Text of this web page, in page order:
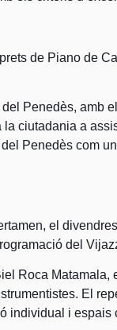
de Piano de
Penedès, amb
ciutadania a
Penedès com
el
del
Roca Matamala,
El
individual i espais